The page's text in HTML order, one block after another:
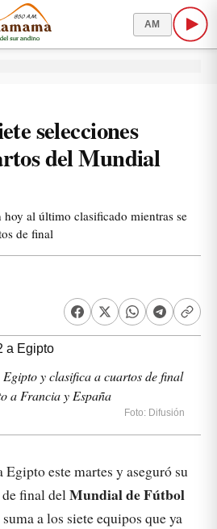
AM
selecciones
del Mundial
al último clasificado mientras se
de final
y clasifica a cuartos de final
a Francia y España
Foto: Difusión
este martes y aseguró su
final delMundial de Fútbol
a los siete equipos que ya